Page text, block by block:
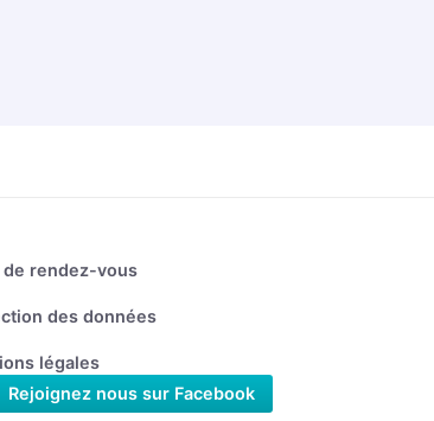
de rendez-vous
des données
légales
Rejoignez nous sur Facebook